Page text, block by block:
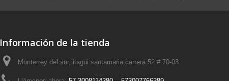
Información de la tienda
Monterrey del sur, itagui santamaria carrera 52 # 70-03